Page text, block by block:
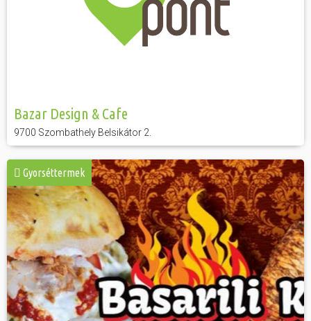
Bazar Design & Cafe
9700 Szombathely Belsikátor 2.
Gyorséttermek